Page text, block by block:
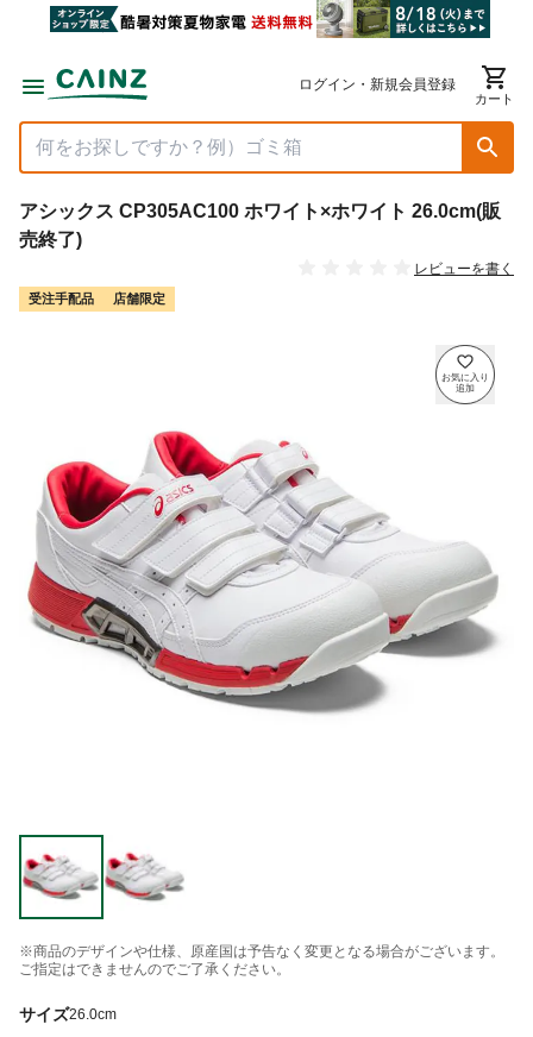
ログイン・新規会員登録
カート
アシックス CP305AC100 ホワイト×ホワイト 26.0cm(販
売終了)
レビューを書く
受注手配品 店舗限定
※商品のデザインや仕様、原産国は予告なく変更となる場合がございます。
ご指定はできませんのでご了承ください。
サイズ26.0cm